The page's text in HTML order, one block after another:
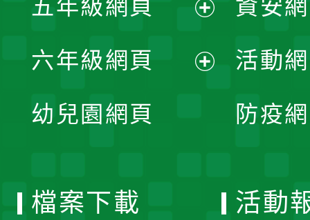
選
單
開
選
五年級網頁
開
六年級網頁
幼兒園網頁
資安
活動
防疫
檔案下載 活動